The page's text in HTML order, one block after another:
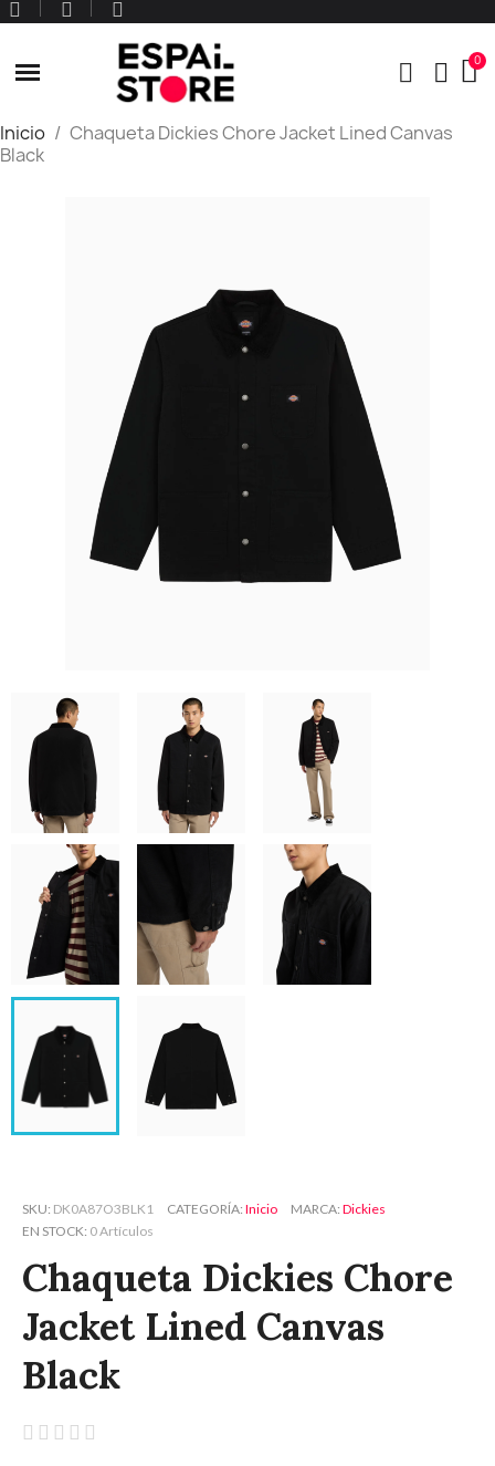
Inicio
Chaqueta Dickies Chore Jacket Lined Canvas
Black
SKU DK0A87O3BLK1 CATEGORÍA Inicio MARCA Dickies
EN STOCK 0 Artículos
Chaqueta Dickies Chore
Jacket Lined Canvas
Black
    